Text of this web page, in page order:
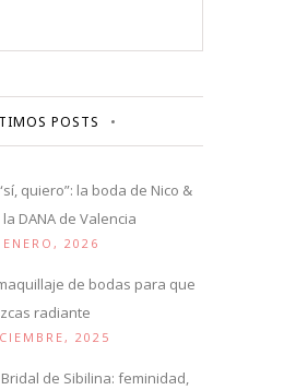
POSTS
quiero”: la boda de Nico &
DANA de Valencia
2026
de bodas para que
radiante
2025
de Sibilina: feminidad,